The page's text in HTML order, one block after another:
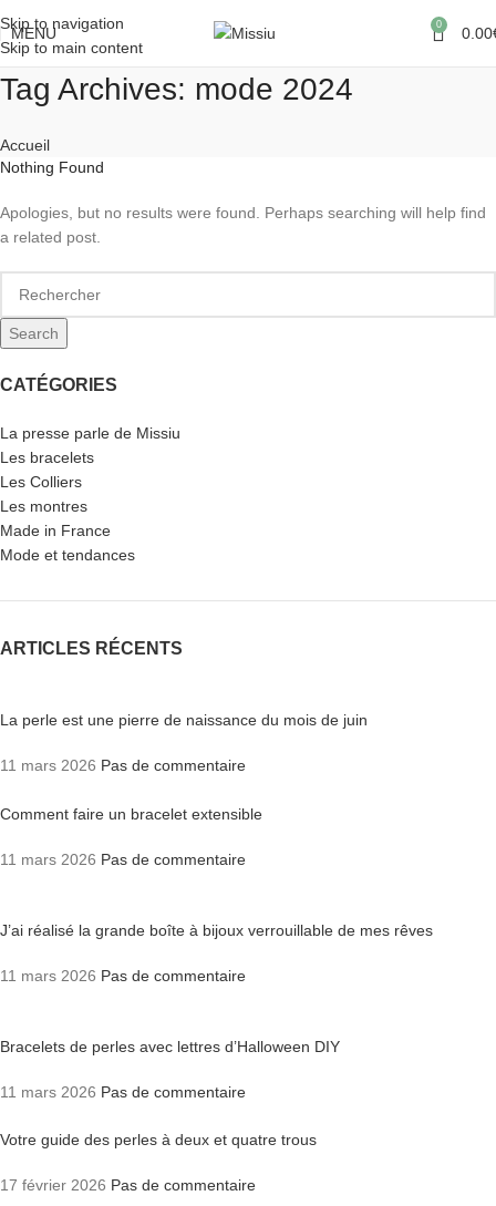
Skip to navigation
Skip to main content
MENU 0 0.00
Tag Archives: mode 2024
Accueil
Nothing Found
Apologies, but no results were found. Perhaps searching will help find
a related post.
Search
CATÉGORIES
La presse parle de Missiu
Les bracelets
Les Colliers
Les montres
Made in France
Mode et tendances
ARTICLES RÉCENTS
La perle est une pierre de naissance du mois de juin
11 mars 2026 Pas de commentaire
Comment faire un bracelet extensible
11 mars 2026 Pas de commentaire
J’ai réalisé la grande boîte à bijoux verrouillable de mes rêves
11 mars 2026 Pas de commentaire
Bracelets de perles avec lettres d’Halloween DIY
11 mars 2026 Pas de commentaire
Votre guide des perles à deux et quatre trous
17 février 2026 Pas de commentaire